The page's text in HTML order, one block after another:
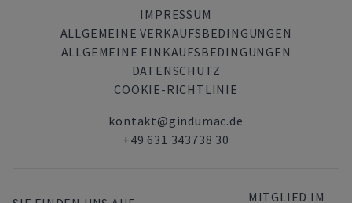
IMPRESSUM
ALLGEMEINE VERKAUFSBEDINGUNGEN
ALLGEMEINE EINKAUFSBEDINGUNGEN
DATENSCHUTZ
COOKIE-RICHTLINIE
kontakt@gindumac.de
+49 631 343738 30
MITGLIED IM